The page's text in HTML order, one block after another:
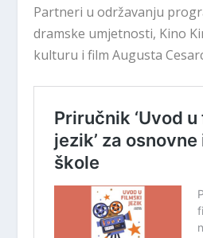
Partneri u održavanju
dramske umjetnosti, Kino
kulturu i film Augusta